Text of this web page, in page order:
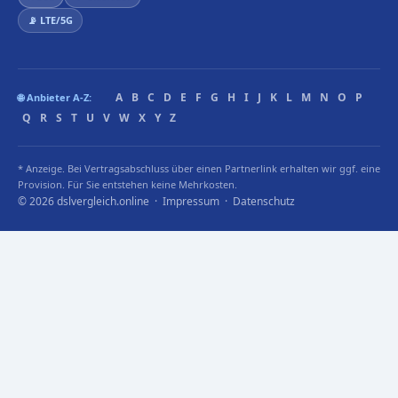
📡 LTE/5G
🌐 Anbieter A-Z: A B C D E F G H I J K L M N O
P
Q
R S T U V W X Y Z
* Anzeige. Bei Vertragsabschluss über einen Partnerlink erhalten wir ggf. eine
Provision. Für Sie entstehen keine Mehrkosten.
© 2026 dslvergleich.online · Impressum · Datenschutz